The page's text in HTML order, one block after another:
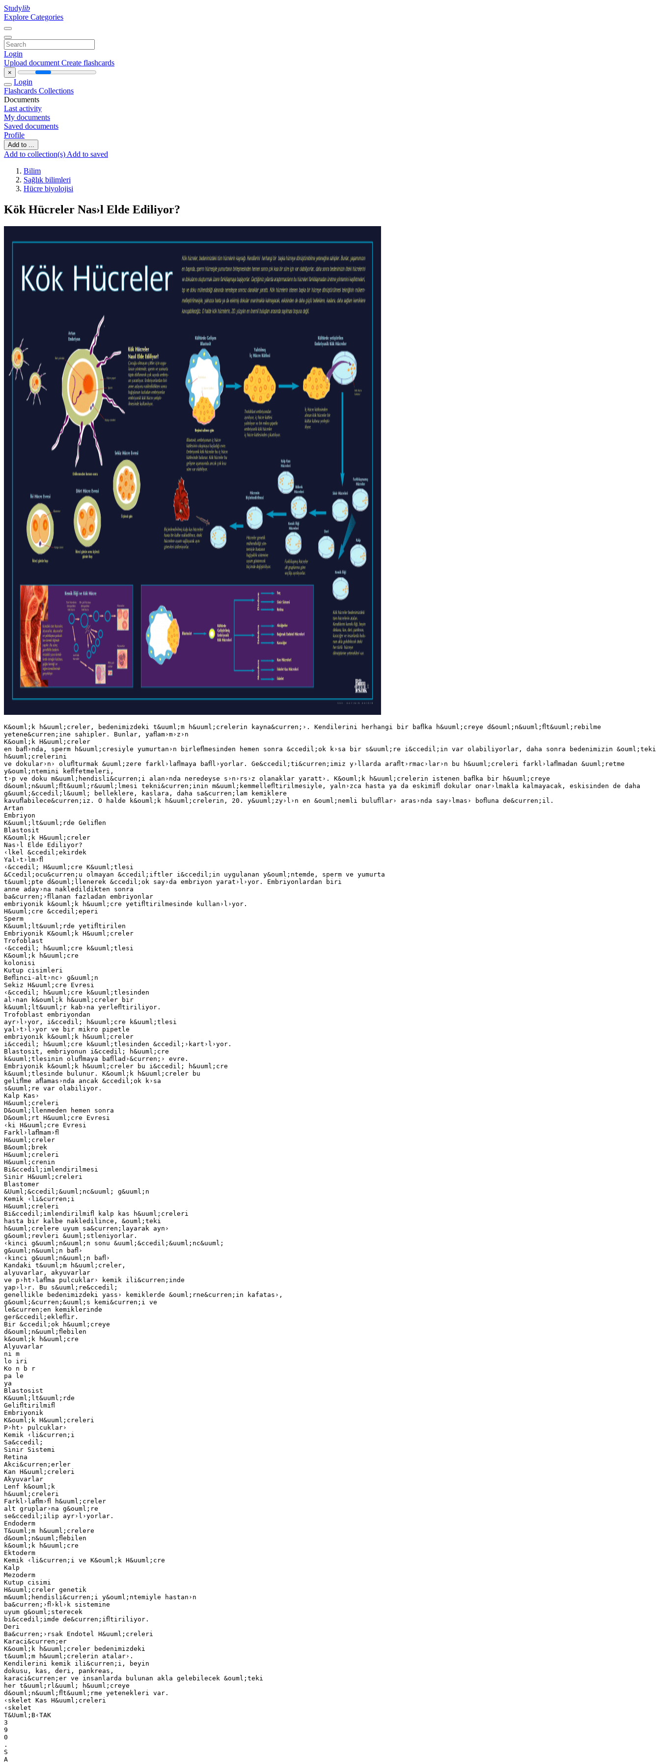
Studylib
Explore Categories
Login
Upload document Create flashcards
×
Login
Flashcards Collections
Documents
Last activity
My documents
Saved documents
Profile
Add to ...
Add to collection(s) Add to saved
Bilim
Sağlık bilimleri
Hücre biyolojisi
Kök Hücreler Nas›l Elde Ediliyor?
K&ouml;k h&uuml;creler, bedenimizdeki t&uuml;m h&uuml;crelerin kayna&curren;›. Kendilerini herhangi bir baﬂka h&uuml;creye d&ouml;n&uuml;ﬂt&uuml;rebilme
yetene&curren;ine sahipler. Bunlar, yaﬂam›m›z›n
K&ouml;k H&uuml;creler
en baﬂ›nda, sperm h&uuml;cresiyle yumurtan›n birleﬂmesinden hemen sonra &ccedil;ok k›sa bir s&uuml;re i&ccedil;in var olabiliyorlar, daha sonra bedenimizin &ouml;teki
h&uuml;crelerini
ve dokular›n› oluﬂturmak &uuml;zere farkl›laﬂmaya baﬂl›yorlar. Ge&ccedil;ti&curren;imiz y›llarda araﬂt›rmac›lar›n bu h&uuml;creleri farkl›laﬂmadan &uuml;retme
y&ouml;ntemini keﬂfetmeleri,
t›p ve doku m&uuml;hendisli&curren;i alan›nda neredeyse s›n›rs›z olanaklar yaratt›. K&ouml;k h&uuml;crelerin istenen baﬂka bir h&uuml;creye
d&ouml;n&uuml;ﬂt&uuml;r&uuml;lmesi tekni&curren;inin m&uuml;kemmelleﬂtirilmesiyle, yaln›zca hasta ya da eskimiﬂ dokular onar›lmakla kalmayacak, eskisinden de daha
g&uuml;&ccedil;l&uuml; belleklere, kaslara, daha sa&curren;lam kemiklere
kavuﬂabilece&curren;iz. O halde k&ouml;k h&uuml;crelerin, 20. y&uuml;zy›l›n en &ouml;nemli buluﬂlar› aras›nda say›lmas› boﬂuna de&curren;il.
Artan
Embriyon
K&uuml;lt&uuml;rde Geliﬂen
Blastosit
K&ouml;k H&uuml;creler
Nas›l Elde Ediliyor?
‹lkel &ccedil;ekirdek
Yal›t›lm›ﬂ
‹&ccedil; H&uuml;cre K&uuml;tlesi
&Ccedil;ocu&curren;u olmayan &ccedil;iftler i&ccedil;in uygulanan y&ouml;ntemde, sperm ve yumurta
t&uuml;pte d&ouml;llenerek &ccedil;ok say›da embriyon yarat›l›yor. Embriyonlardan biri
anne aday›na nakledildikten sonra
ba&curren;›ﬂlanan fazladan embriyonlar
embriyonik k&ouml;k h&uuml;cre yetiﬂtirilmesinde kullan›l›yor.
H&uuml;cre &ccedil;eperi
Sperm
K&uuml;lt&uuml;rde yetiﬂtirilen
Embriyonik K&ouml;k H&uuml;creler
Trofoblast
‹&ccedil; h&uuml;cre k&uuml;tlesi
K&ouml;k h&uuml;cre
kolonisi
Kutup cisimleri
Beﬂinci-alt›nc› g&uuml;n
Sekiz H&uuml;cre Evresi
‹&ccedil; h&uuml;cre k&uuml;tlesinden
al›nan k&ouml;k h&uuml;creler bir
k&uuml;lt&uuml;r kab›na yerleﬂtiriliyor.
Trofoblast embriyondan
ayr›l›yor, i&ccedil; h&uuml;cre k&uuml;tlesi
yal›t›l›yor ve bir mikro pipetle
embriyonik k&ouml;k h&uuml;creler
i&ccedil; h&uuml;cre k&uuml;tlesinden &ccedil;›kart›l›yor.
Blastosit, embriyonun i&ccedil; h&uuml;cre
k&uuml;tlesinin oluﬂmaya baﬂlad›&curren;› evre.
Embriyonik k&ouml;k h&uuml;creler bu i&ccedil; h&uuml;cre
k&uuml;tlesinde bulunur. K&ouml;k h&uuml;creler bu
geliﬂme aﬂamas›nda ancak &ccedil;ok k›sa
s&uuml;re var olabiliyor.
Kalp Kas›
H&uuml;creleri
D&ouml;llenmeden hemen sonra
D&ouml;rt H&uuml;cre Evresi
‹ki H&uuml;cre Evresi
Farkl›laﬂmam›ﬂ
H&uuml;creler
B&ouml;brek
H&uuml;creleri
H&uuml;crenin
Bi&ccedil;imlendirilmesi
Sinir H&uuml;creleri
Blastomer
&Uuml;&ccedil;&uuml;nc&uuml; g&uuml;n
Kemik ‹li&curren;i
H&uuml;creleri
Bi&ccedil;imlendirilmiﬂ kalp kas h&uuml;creleri
hasta bir kalbe nakledilince, &ouml;teki
h&uuml;crelere uyum sa&curren;layarak ayn›
g&ouml;revleri &uuml;stleniyorlar.
‹kinci g&uuml;n&uuml;n sonu &uuml;&ccedil;&uuml;nc&uuml;
g&uuml;n&uuml;n baﬂ›
‹kinci g&uuml;n&uuml;n baﬂ›
Kandaki t&uuml;m h&uuml;creler,
alyuvarlar, akyuvarlar
ve p›ht›laﬂma pulcuklar› kemik ili&curren;inde
yap›l›r. Bu s&uuml;re&ccedil;
genellikle bedenimizdeki yass› kemiklerde &ouml;rne&curren;in kafatas›,
g&ouml;&curren;&uuml;s kemi&curren;i ve
le&curren;en kemiklerinde
ger&ccedil;ekleﬂir.
Bir &ccedil;ok h&uuml;creye
d&ouml;n&uuml;ﬂebilen
k&ouml;k h&uuml;cre
Alyuvarlar
ni m
lo iri
Ko n b r
pa le
ya
Blastosist
K&uuml;lt&uuml;rde
Geliﬂtirilmiﬂ
Embriyonik
K&ouml;k H&uuml;creleri
P›ht› pulcuklar›
Kemik ‹li&curren;i
Sa&ccedil;
Sinir Sistemi
Retina
Akci&curren;erler
Kan H&uuml;creleri
Akyuvarlar
Lenf k&ouml;k
h&uuml;creleri
Farkl›laﬂm›ﬂ h&uuml;creler
alt gruplar›na g&ouml;re
se&ccedil;ilip ayr›l›yorlar.
Endoderm
T&uuml;m h&uuml;crelere
d&ouml;n&uuml;ﬂebilen
k&ouml;k h&uuml;cre
Ektoderm
Kemik ‹li&curren;i ve K&ouml;k H&uuml;cre
Kalp
Mezoderm
Kutup cisimi
H&uuml;creler genetik
m&uuml;hendisli&curren;i y&ouml;ntemiyle hastan›n
ba&curren;›ﬂ›kl›k sistemine
uyum g&ouml;sterecek
bi&ccedil;imde de&curren;iﬂtiriliyor.
Deri
Ba&curren;›rsak Endotel H&uuml;creleri
Karaci&curren;er
K&ouml;k h&uuml;creler bedenimizdeki
t&uuml;m h&uuml;crelerin atalar›.
Kendilerini kemik ili&curren;i, beyin
dokusu, kas, deri, pankreas,
karaci&curren;er ve insanlarda bulunan akla gelebilecek &ouml;teki
her t&uuml;rl&uuml; h&uuml;creye
d&ouml;n&uuml;ﬂt&uuml;rme yetenekleri var.
‹skelet Kas H&uuml;creleri
‹skelet
T&Uuml;B‹TAK
3
9
0
.
S
A